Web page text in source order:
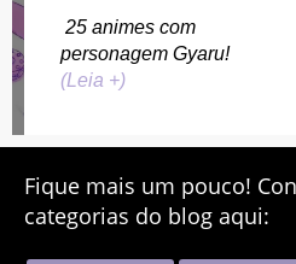
25 animes com
personagem Gyaru!
(Leia +)
Fique mais um pouco!
categorias do blog aqui: